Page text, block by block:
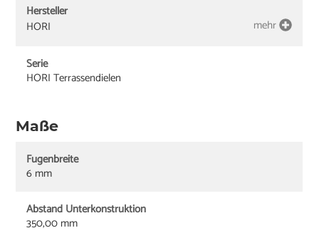
Hersteller
HORI
mehr
Serie
HORI Terrassendielen
Maße
Fugenbreite
6 mm
Abstand Unterkonstruktion
350,00 mm